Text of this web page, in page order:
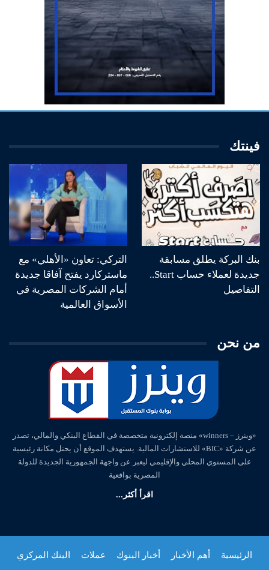
فينتك
بنك البركة يطلق مسابقة
جديدة لعملاء حساب Start..
التفاصيل
التركي: تعاون «الأهلي» مع
ماستركارد يفتح آفاقا جديدة
أمام الشركات المصرية في
الأسواق العالمية
من نحن
«وينرز – winners» منصة إلكترونية متخصصة في القطاع البنكي والمالي، تصدر
عن شركة «BIC» للاستشارات المالية. يستهدف الموقع أن يحتل مكانة رئيسية
على المستوي المحلي والإقليمي ليعبر عن واجهة الجمهورية الجديدة للدولة
المصرية بواقعية
اقرأ أكثر...
الرئيسية أهم الأخبار أخبار البنوك عملات البنك المركزي